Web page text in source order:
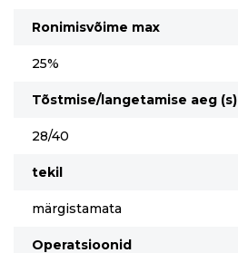
Ronimisvõime max
25%
Tõstmise/langetamise aeg (s)
28/40
tekil
märgistamata
Operatsioonid